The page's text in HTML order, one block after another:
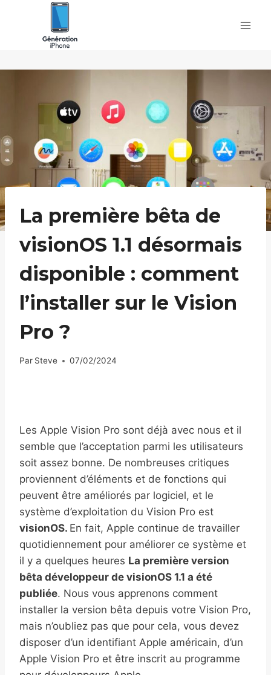
La première bêta de
visionOS 1.1 désormais
disponible : comment
l’installer sur le Vision
Pro ?
Par Steve 07/02/2024
Les Apple Vision Pro sont déjà avec nous et il
semble que l’acceptation parmi les utilisateurs
soit assez bonne. De nombreuses critiques
proviennent d’éléments et de fonctions qui
peuvent être améliorés par logiciel, et le
système d’exploitation du Vision Pro est
visionOS. En fait, Apple continue de travailler
quotidiennement pour améliorer ce système et
il y a quelques heures La première version
bêta développeur de visionOS 1.1 a été
publiée. Nous vous apprenons comment
installer la version bêta depuis votre Vision Pro,
mais n’oubliez pas que pour cela, vous devez
disposer d’un identifiant Apple américain, d’un
Apple Vision Pro et être inscrit au programme